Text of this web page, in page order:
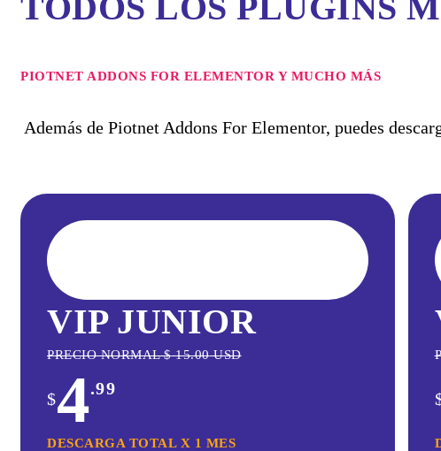
PIOTNET ADDONS FOR ELEMENTOR Y MUCHO MÁS
Además de Piotnet Addons For Elementor, puedes
VIP JUNIOR
PRECIO NORMAL$15.00USD
$4.99
DESCARGA TOTAL X 1 MES